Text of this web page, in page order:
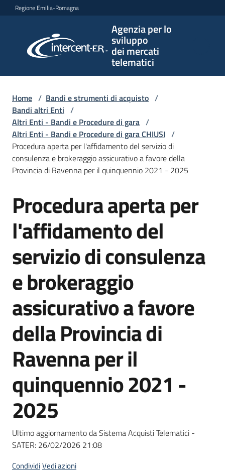
Vai al contenuto
Vai alla navigazione
Vai al footer
Regione Emilia-Romagna
Agenzia per lo
sviluppo
dei mercati
telematici
per lo
sviluppo
telematici
L'Agenzia
e
strumenti
acquisto
Supporto
Piattaforme
telematiche
English
site
Home / Bandi e strumenti di acquisto /
Bandi altri Enti /
Altri Enti - Bandi e Procedure di gara /
Altri Enti - Bandi e Procedure di gara CHIUSI /
Procedura aperta per l'affidamento del servizio di
consulenza e brokeraggio assicurativo a favore della
Provincia di Ravenna per il quinquennio 2021 - 2025
Salta al contenuto
Procedura aperta per
l'affidamento del
servizio di consulenza
e brokeraggio
assicurativo a favore
della Provincia di
Ravenna per il
quinquennio 2021 -
2025
Ultimo aggiornamento da Sistema Acquisti Telematici -
SATER: 26/02/2026 21:08
CondividiVedi azioni